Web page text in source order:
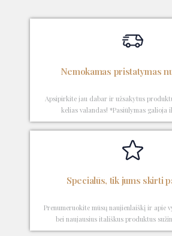
Nemokamas pristatymas
Apsipirkite jau dabar ir užsakytus
kelias valandas! *Pasiūlymas galioja
Specialūs, tik jums skirti
Prenumeruokite mūsų naujienlaiškį ir apie
bei naujausius itališkus produktus